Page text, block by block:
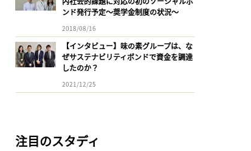
ンド発行予定〜奨学金制度の状況〜
2018/08/16
【インタビュー】味の素グループは、な
ぜサステナビリティボンドで資金を調達
したのか？
2021/12/25
注目のスタディ